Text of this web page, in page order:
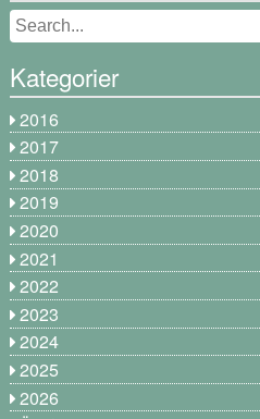
Kategorier
2016
2017
2018
2019
2020
2021
2022
2023
2024
2025
2026